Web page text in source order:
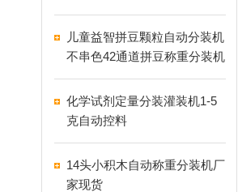
盒分装设备
儿童益智拼豆颗粒自动分装机
不串色42通道拼豆称重分装机
化学试剂定量分装灌装机1-5
克自动控料
14头小积木自动称重分装机厂
家现货